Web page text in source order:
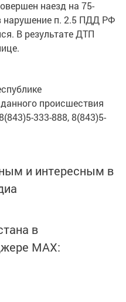
наезд на 75-
п. 2.5 ПДД РФ
В результате ДТП
происшествия
333-888, 8(843)5-
и интересным в
в
MАХ: